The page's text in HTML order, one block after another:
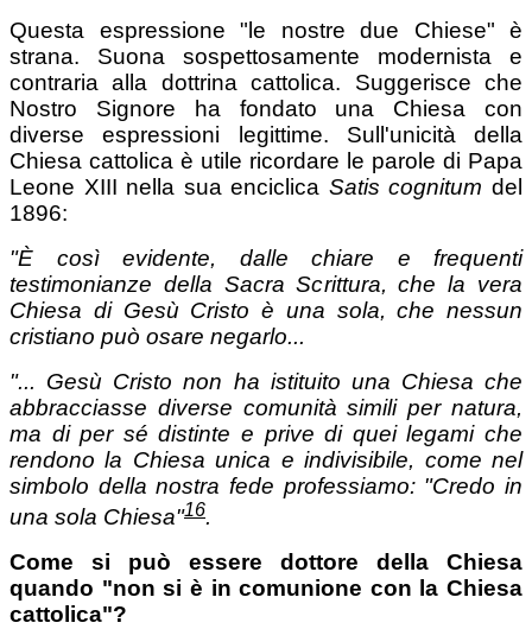
Questa espressione "le nostre due Chiese" è
strana. Suona sospettosamente modernista e
contraria alla dottrina cattolica. Suggerisce che
Nostro Signore ha fondato una Chiesa con
diverse espressioni legittime. Sull'unicità della
Chiesa cattolica è utile ricordare le parole di Papa
Leone XIII nella sua enciclica Satis cognitumdel
1896:
"È così evidente, dalle chiare e frequenti
testimonianze della Sacra Scrittura, che la vera
Chiesa di Gesù Cristo è una sola, che nessun
cristiano può osare negarlo...
"... Gesù Cristo non ha istituito una Chiesa che
abbracciasse diverse comunità simili per natura,
ma di per sé distinte e prive di quei legami che
rendono la Chiesa unica e indivisibile, come nel
simbolo della nostra fede professiamo: "Credo in
una sola Chiesa"16.
Come si può essere dottore della Chiesa
quando "non si è in comunione con la Chiesa
cattolica"?